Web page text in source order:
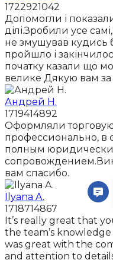
1722921042
Допомогли і
ділі.Зробили усе
не змушував кудись
пройшло і
початку казали що
велике Дякую вам
Андрей Н.
1719414892
Оформляли
профессионально, в
полным
вам спасибо.
Ilyana A.
1718714867
It’s really great that
the team’s knowledge
was great with the
and attention to